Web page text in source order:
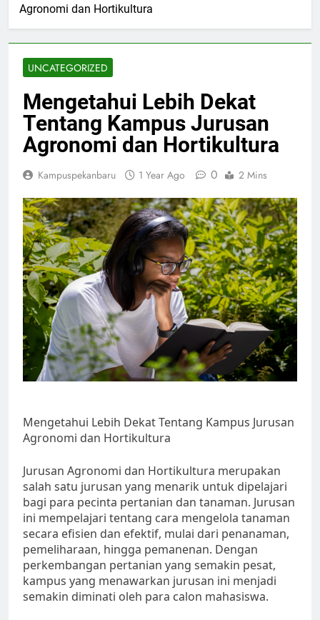
Agronomi dan Hortikultura
UNCATEGORIZED
Mengetahui Lebih Dekat
Tentang Kampus Jurusan
Agronomi dan Hortikultura
Kampuspekanbaru 1 Year Ago 0 2 Mins
Mengetahui Lebih Dekat Tentang Kampus Jurusan
Agronomi dan Hortikultura
Jurusan Agronomi dan Hortikultura merupakan
salah satu jurusan yang menarik untuk dipelajari
bagi para pecinta pertanian dan tanaman. Jurusan
ini mempelajari tentang cara mengelola tanaman
secara efisien dan efektif, mulai dari penanaman,
pemeliharaan, hingga pemanenan. Dengan
perkembangan pertanian yang semakin pesat,
kampus yang menawarkan jurusan ini menjadi
semakin diminati oleh para calon mahasiswa.